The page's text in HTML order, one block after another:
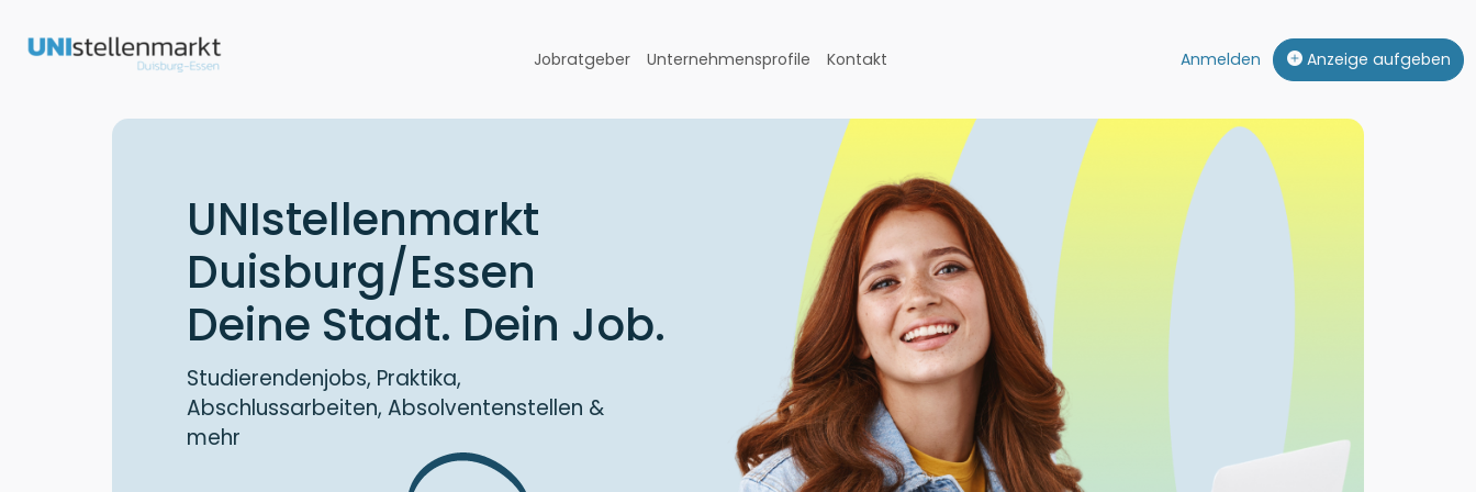
Jobratgeber Unternehmensprofile Kontakt Anmelden Anzeige aufgeben
UNIstellenmarkt
Duisburg/Essen
Deine Stadt. Dein Job.
Studierendenjobs, Praktika,
Abschlussarbeiten, Absolventenstellen &
mehr